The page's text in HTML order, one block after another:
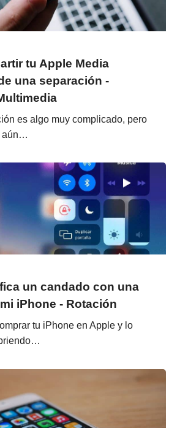
tu Apple Media
una separación -
es algo muy complicado, pero
aún…
un candado con una
iPhone - Rotación
tu iPhone en Apple y lo